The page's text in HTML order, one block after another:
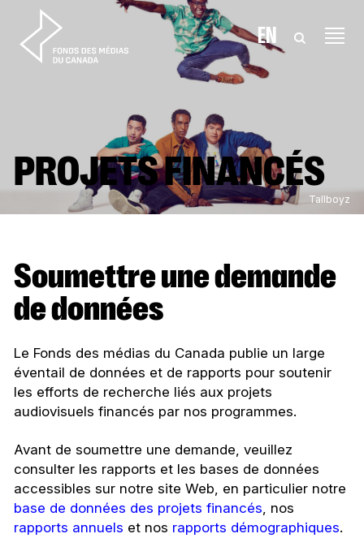
Aller au contenu EN
PROJETS FINANCÉS
Tallboyz
Soumettre une demande
de données
Le Fonds des médias du Canada publie un large
éventail de données et de rapports pour soutenir
les efforts de recherche liés aux projets
audiovisuels financés par nos programmes.
Avant de soumettre une demande, veuillez
consulter les rapports et les bases de données
accessibles sur notre site Web, en particulier notre
base de données des projets financés, nos
rapports annuels et nos rapports démographiques.